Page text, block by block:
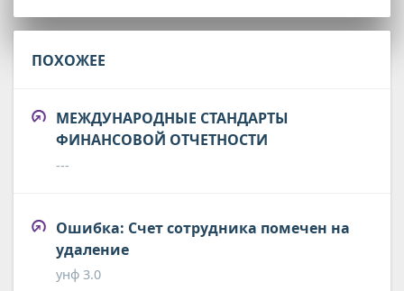
ПОХОЖЕЕ
МЕЖДУНАРОДНЫЕ СТАНДАРТЫ
ФИНАНСОВОЙ ОТЧЕТНОСТИ
---
Ошибка: Счет сотрудника помечен на
удаление
унф 3.0